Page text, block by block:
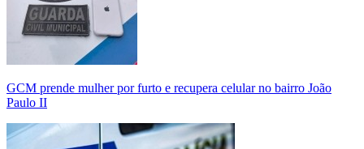
GCM prende mulher por furto e recupera celular no bairro João
Paulo II